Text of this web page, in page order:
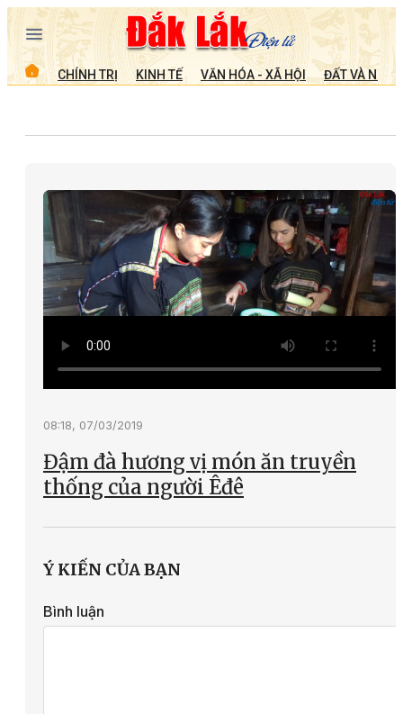
CHÍNH TRỊ KINH TẾ VĂN HÓA - XÃ HỘI ĐẤT VÀ
08:18, 07/03/2019
Đậm đà hương vị món ăn truyền
thống của người Êđê
Ý KIẾN CỦA BẠN
Bình luận